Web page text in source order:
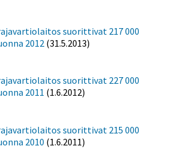
suorittivat 217 000
2012 (31.5.2013)
suorittivat 227 000
2011 (1.6.2012)
suorittivat 215 000
2010 (1.6.2011)